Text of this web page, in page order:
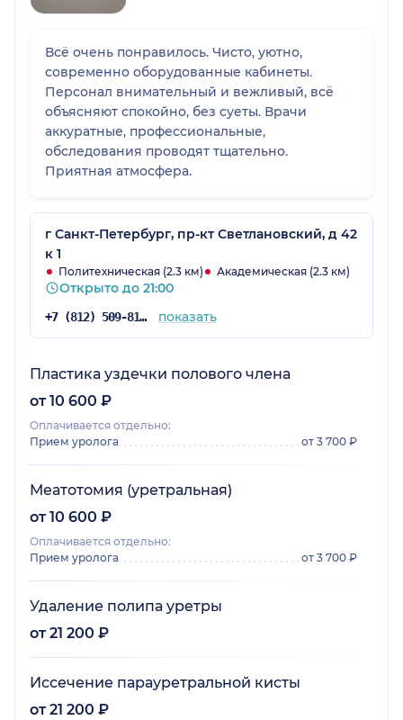
Всё очень понравилось. Чисто, уютно,
современно оборудованные кабинеты.
Персонал внимательный и вежливый, всё
объясняют спокойно, без суеты. Врачи
аккуратные, профессиональные,
обследования проводят тщательно.
Приятная атмосфера.
г Санкт-Петербург, пр-кт Светлановский, д 42
к 1
Политехническая (2.3 км) Академическая (2.3 км)
Открыто до 21:00
+7 (812) 509-81-75 показать
Пластика уздечки полового члена
от 10 600 ₽
Оплачивается отдельно:
Прием уролога
от 3 700 ₽
Меатотомия (уретральная)
от 10 600 ₽
Оплачивается отдельно:
Прием уролога
от 3 700 ₽
Удаление полипа уретры
от 21 200 ₽
Иссечение парауретральной кисты
от 21 200 ₽